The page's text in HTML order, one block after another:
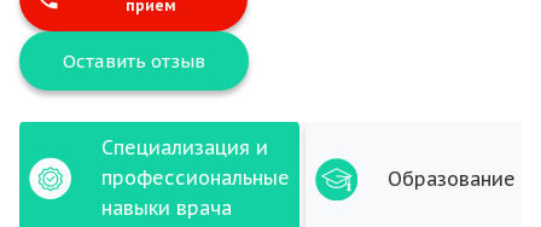
прием
Оставить отзыв
Специализация и
профессиональные
навыки врача
Образование